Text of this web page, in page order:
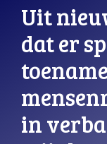
Uit
dat er
in